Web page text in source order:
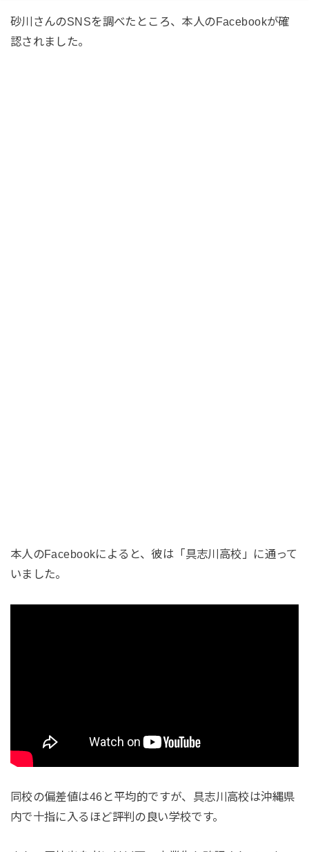
砂川さんのSNSを調べたところ、本人のFacebookが確
認されました。
本人のFacebookによると、彼は「具志川高校」に通って
いました。
同校の偏差値は46と平均的ですが、具志川高校は沖縄県
内で十指に入るほど評判の良い学校です。